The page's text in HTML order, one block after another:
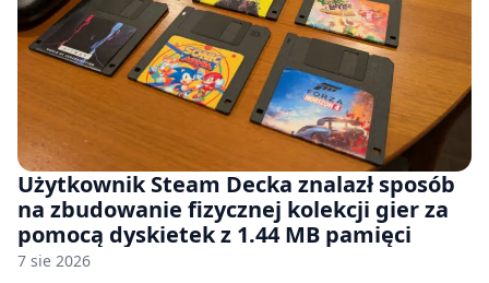
Użytkownik Steam Decka znalazł sposób
na zbudowanie fizycznej kolekcji gier za
pomocą dyskietek z 1.44 MB pamięci
7 sie 2026